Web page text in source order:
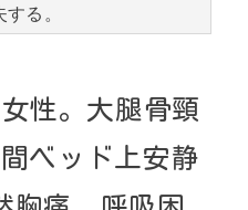
る。
性。大腿骨頸
ベッド上安静